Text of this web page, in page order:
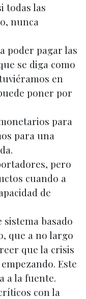
todas las
nunca
poder pagar las
se diga como
en
poner por
para
para una
pero
cuando a
de
basado
que a no largo
que la crisis
Este
a la fuente.
con la